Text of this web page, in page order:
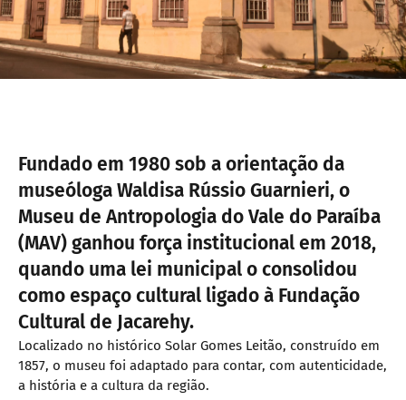
Fundado em 1980 sob a orientação da
museóloga Waldisa Rússio Guarnieri, o
Museu de Antropologia do Vale do Paraíba
(MAV) ganhou força institucional em 2018,
quando uma lei municipal o consolidou
como espaço cultural ligado à Fundação
Cultural de Jacarehy.
Localizado no histórico Solar Gomes Leitão, construído em
1857, o museu foi adaptado para contar, com autenticidade,
a história e a cultura da região.